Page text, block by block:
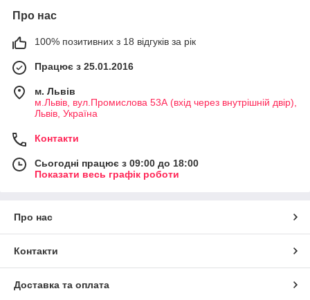
Про нас
100% позитивних з 18 відгуків за рік
Працює з 25.01.2016
м. Львів
м.Львів, вул.Промислова 53А (вхід через внутрішній двір),
Львів, Україна
Контакти
Сьогодні працює з 09:00 до 18:00
Показати весь графік роботи
Про нас
Контакти
Доставка та оплата